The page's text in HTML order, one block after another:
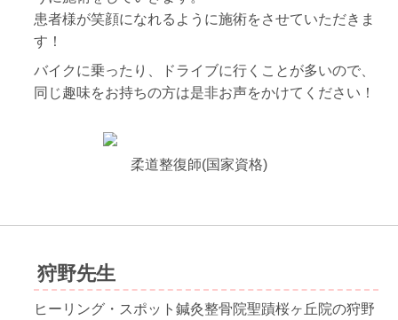
患者様が笑顔になれるように施術をさせていただきま
す！
バイクに乗ったり、ドライブに行くことが多いので、
同じ趣味をお持ちの方は是非お声をかけてください！
柔道整復師(国家資格)
狩野先生
ヒーリング・スポット鍼灸整骨院聖蹟桜ヶ丘院の狩野